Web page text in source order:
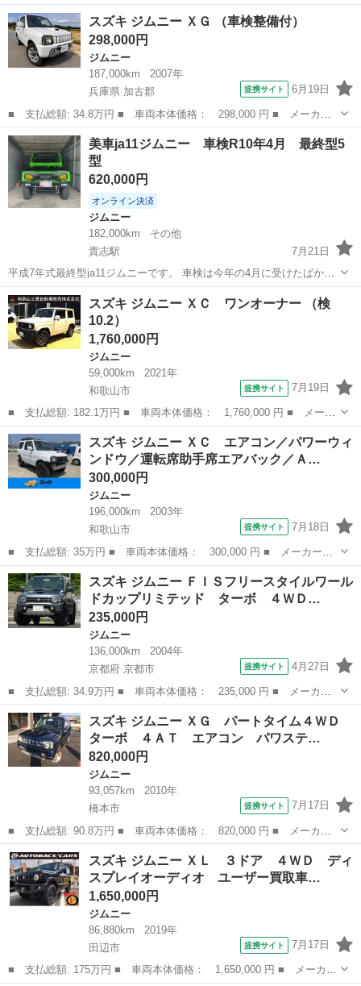
ー名： スズキ ■ 車種名： ジムニー ■ グレード名： ＸＣ
衝突軽減Ｂ ＬＥＤヘッド シートヒーター 車検整備付 デュアル
センサー...
和歌山 西牟婁郡 ジムニー
スズキ ジムニー ＸＧ （車検整備付）
298,000円
ジムニー
187,000km
2007年
兵庫県 加古郡
提携サイト 6月19日
■ 支払総額: 34.8万円 ■ 車両本体価格： 298,000 円 ■ メーカー
名： スズキ ■ 車種名： ジムニー ■ グレード名： ＸＧ ■ 排
気量： 660cc ■ ドア枚数： 3D ■ ミッション： MT5速 ■...
兵庫 加古郡 ジムニー
美車ja11ジムニー 車検R10年4月 最終型5
型
620,000円
オンライン決済
ジムニー
182,000km
その他
貴志駅
7月21日
平成7年式最終型ja11ジムニーです。 車検は今年の4月に受けたばかり
なので残りまだまだ長いです！ 不具合一切無くとても綺麗で絶好調な
車体です。 リフトアップ（公認） 前後バンパー交換 マーシャルヘッ
ドライト 運転席スパ...
和歌山 紀の川市 貴志駅
スズキ ジムニー ＸＣ ワンオーナー （検
10.2）
1,760,000円
ジムニー
59,000km
2021年
和歌山市
提携サイト 7月19日
■ 支払総額: 182.1万円 ■ 車両本体価格： 1,760,000 円 ■ メーカ
ー名： スズキ ■ 車種名： ジムニー ■ グレード名： ＸＣ ワ
ンオーナー ■ 排気量： 660cc ■ ドア枚数： 3D ■ ミッシ...
和歌山 和歌山市 ジムニー
スズキ ジムニー ＸＣ エアコン／パワーウィ
ンドウ／運転席助手席エアバック／Ａ…
300,000円
ジムニー
196,000km
2003年
和歌山市
提携サイト 7月18日
■ 支払総額: 35万円 ■ 車両本体価格： 300,000 円 ■ メーカー
名： スズキ ■ 車種名： ジムニー ■ グレード名： ＸＣ エア
コン／パワーウィンドウ／運転席助手席エアバック／ＡＢＳ／衝突安
全ボディ／キーレ...
和歌山 和歌山市 ジムニー
スズキ ジムニー ＦＩＳフリースタイルワール
ドカップリミテッド ターボ ４ＷＤ…
235,000円
ジムニー
136,000km
2004年
京都府 京都市
提携サイト 4月27日
■ 支払総額: 34.9万円 ■ 車両本体価格： 235,000 円 ■ メーカー
名： スズキ ■ 車種名： ジムニー ■ グレード名： ＦＩＳフリ
ースタイルワールドカップリミテッド ターボ ４ＷＤ シートヒー
ター タイミ...
京都 京都市 ジムニー
スズキ ジムニー ＸＧ パートタイム４ＷＤ
ターボ ４ＡＴ エアコン パワステ…
820,000円
ジムニー
93,057km
2010年
橋本市
提携サイト 7月17日
■ 支払総額: 90.8万円 ■ 車両本体価格： 820,000 円 ■ メーカー
名： スズキ ■ 車種名： ジムニー ■ グレード名： ＸＧ パー
トタイム４ＷＤ ターボ ４ＡＴ エアコン パワステ フォグラン
プ アウトド...
和歌山 橋本市 ジムニー
スズキ ジムニー ＸＬ ３ドア ４ＷＤ ディ
スプレイオーディオ ユーザー買取車…
1,650,000円
ジムニー
86,880km
2019年
田辺市
提携サイト 7月17日
■ 支払総額: 175万円 ■ 車両本体価格： 1,650,000 円 ■ メーカー